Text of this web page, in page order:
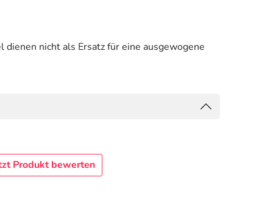
nicht als Ersatz für eine ausgewogene
Produkt bewerten